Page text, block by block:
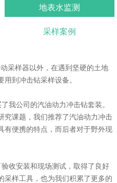
地表水监测
采样案例
采样器以外，在遇到坚硬的土地
到冲击钻采样设备。
公司的汽油动力冲击钻套装。
究课题，我们推荐了汽油动力冲击
有便携的特点，而后者对于野外现
收安装和现场测试，取得了良好
采样工具，也为我们积累了更多的